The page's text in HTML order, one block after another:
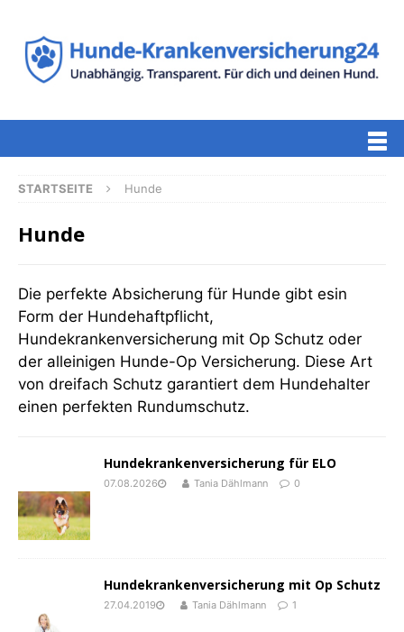
STARTSEITE Hunde
Hunde
Die perfekte Absicherung für Hunde gibt esin
Form der Hundehaftpflicht,
Hundekrankenversicherung mit Op Schutz oder
der alleinigen Hunde-Op Versicherung. Diese Art
von dreifach Schutz garantiert dem Hundehalter
einen perfekten Rundumschutz.
Hundekrankenversicherung für ELO
07.08.2026 Tania Dählmann 0
Hundekrankenversicherung mit Op Schutz
27.04.2019 Tania Dählmann 1